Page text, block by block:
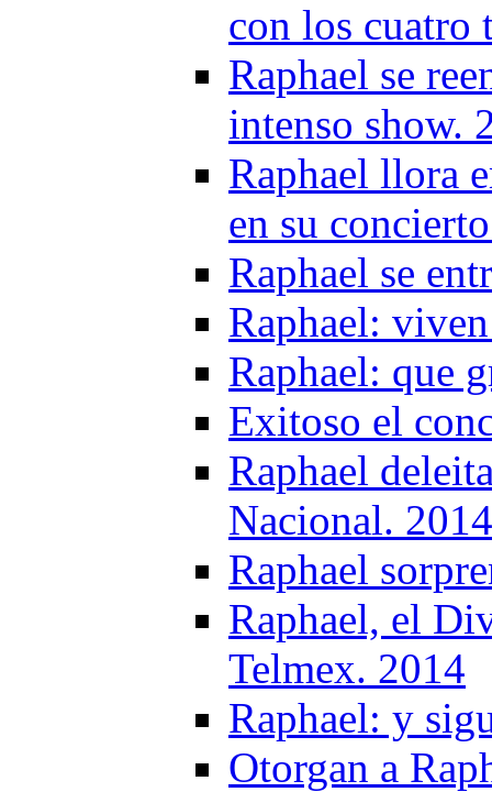
con los cuatro
Raphael se
intenso show.
Raphael llora
en su
Raphael se
Raphael:
Raphael: que
Exitoso el
Raphael
Nacional. 2014
Raphael
Raphael, el
Telmex. 2014
Raphael: y
Otorgan a